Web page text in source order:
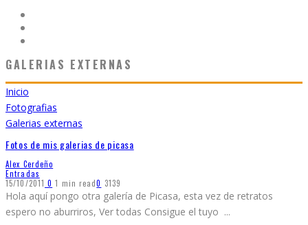
GALERIAS EXTERNAS
Inicio
Fotografias
Galerias externas
Fotos de mis galerias de picasa
Alex Cerdeño
Entradas
15/10/2011 0 1 min read0 3139
Hola aquí pongo otra galería de Picasa, esta vez de retratos
espero no aburriros, Ver todas Consigue el tuyo ...